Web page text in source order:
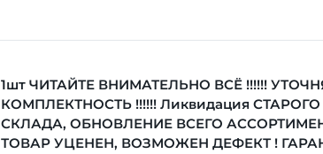
1шт ЧИТАЙТЕ ВНИМАТЕЛЬНО ВСЁ !!!!!!
КОМПЛЕКТНОСТЬ !!!!!! Ликвидация СТАРОГО
СКЛАДА, ОБНОВЛЕНИЕ ВСЕГО
ТОВАР УЦЕНЕН, ВОЗМОЖЕН ДЕФЕКТ !